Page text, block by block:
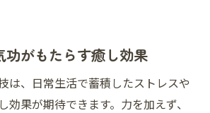
功がもたらす癒し効果
は、日常生活で蓄積したストレスや
効果が期待できます。力を加えず、